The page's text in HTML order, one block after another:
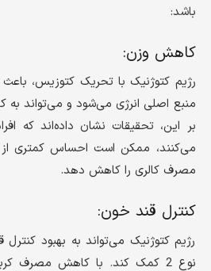
باشد:
کاهش وزن:
رژیم کتوژنیک با تحریک کتوزیس،
منبع اصلی انرژی می‌شود و می‌تواند
بر این، تحقیقات نشان داده‌اند که
می‌کنند، ممکن است احساس کمتری از
مصرف کالری را کاهش دهد.
کنترل قند خون:
رژیم کتوژنیک می‌تواند به بهبود
نوع 2 کمک کند. با کاهش مصرف